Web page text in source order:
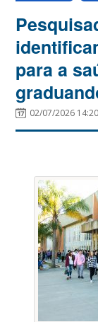
para a
02/07/2026 14:20